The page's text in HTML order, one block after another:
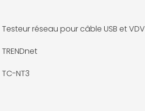
Testeur réseau pour câble USB et VDV
TRENDnet
TC-NT3